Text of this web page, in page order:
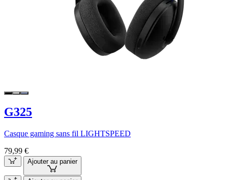
G325
Casque gaming sans fil LIGHTSPEED
79,99 €
Ajouter au panier